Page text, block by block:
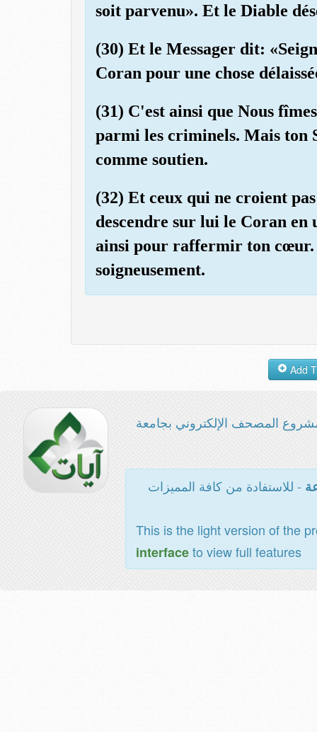
soit parvenu». Et le Diable
(30) Et le Messager dit:
Coran pour une chose
(31) C'est ainsi que Nous
parmi les criminels. Mais ton
comme soutien.
(32) Et ceux qui ne croient
descendre sur lui le Coran en
ainsi pour raffermir ton cœur.
soigneusement.
المصحف الإلكتروني بجامعة
- للاستفادة من كافة المميزات
This is the light version of the
interfaceto view full features